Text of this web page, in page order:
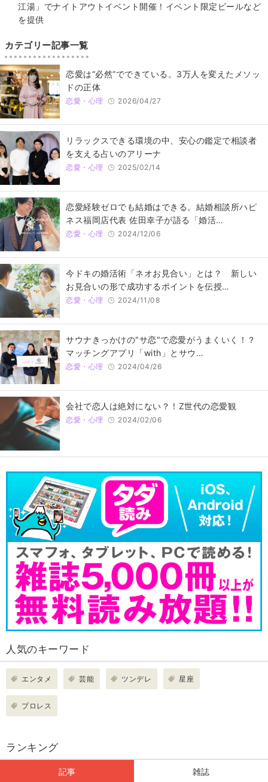
江湯」でナイトアウトイベント開催！イベント限定ビールなど
を提供
カテゴリー記事一覧
恋愛は“必然”でできている。3万人を変えたメソッ
ドの正体
恋愛・心理 2026/04/27
リラックスできる環境の中、安心の鑑定で相談者
を支える占いのアリーナ
恋愛・心理 2025/02/14
恋愛経験ゼロでも結婚はできる。結婚相談所ハピ
ネス福岡店代表 佐田幸子が語る「婚活…
恋愛・心理 2024/12/06
今ドキの婚活術「ネオお見合い」とは？ 新しい
お見合いの形で成功するポイントを伝授…
恋愛・心理 2024/11/08
サウナきっかけの"サ恋"で恋愛がうまくいく！？
マッチングアプリ「with」とサウ…
恋愛・心理 2024/04/26
会社で恋人は絶対にない？！Z世代の恋愛観
恋愛・心理 2024/02/06
人気のキーワード
エンタメ 芸能 ツンデレ 星座
プロレス
ランキング
記事 雑誌